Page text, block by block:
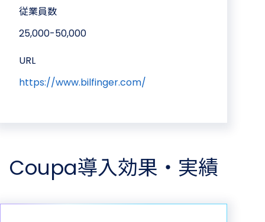
従業員数
25,000-50,000
URL
https://www.bilfinger.com/
Coupa導入効果・実績